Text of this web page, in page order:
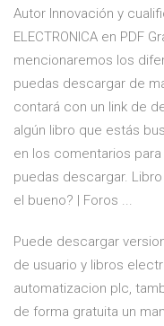
Autor Innovación y
ELECTRONICA en PDF
mencionaremos los
puedas descargar de
contará con un link de
algún libro que estás
en los comentarios
puedas descargar.
el bueno? | Foros ...
Puede descargar
de usuario y libros
automatizacion plc,
de forma gratuita un